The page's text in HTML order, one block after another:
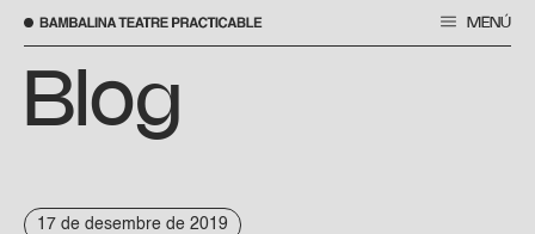
MENÚ
Blog
17 de desembre de 2019